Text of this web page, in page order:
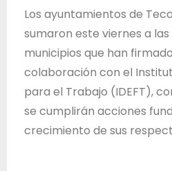
r
a
b
a
j
o
d
Los ayuntamientos de
sumaron este viernes a
municipios que han
colaboración con el
para el Trabajo (IDEFT),
se cumplirán acciones
crecimiento de sus